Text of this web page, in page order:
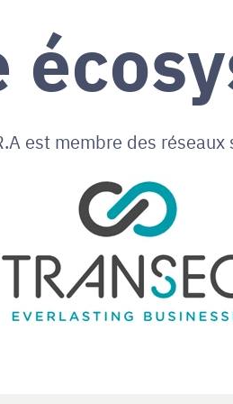
est membre des réseaux